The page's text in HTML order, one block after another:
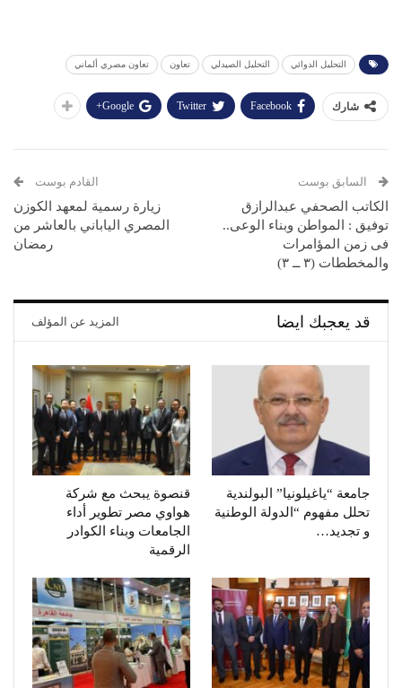
التحليل الدوائي التحليل الصيدلي تعاون تعاون مصري ألماني
شارك Facebook
Twitter
Google+
السابق بوست
الكاتب الصحفي عبدالرازق
توفيق : المواطن وبناء الوعى..
فى زمن المؤامرات
والمخططات (٣ ــ ٣)
القادم بوست
زيارة رسمية لمعهد الكوزن
المصري الياباني بالعاشر من
رمضان
قد يعجبك ايضا المزيد عن المؤلف
جامعة “ياغيلونيا” البولندية
تحلل مفهوم “الدولة الوطنية
و تجديد…
قنصوة يبحث مع شركة
هواوي مصر تطوير أداء
الجامعات وبناء الكوادر
الرقمية